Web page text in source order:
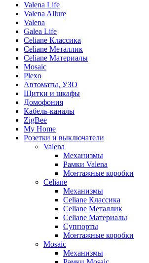
Valena Life
Valena Allure
Valena
Galea Life
Celiane Классика
Celiane Металлик
Celiane Материалы
Mosaic
Plexo
Автоматы, УЗО
Щитки и шкафы
Домофония
Кабель-каналы
ZigBee
My Home
Розетки и выключатели
Valena
Механизмы
Рамки Valena
Монтажные коробки
Celiane
Механизмы
Celiane Классика
Celiane Металлик
Celiane Материалы
Суппорты
Монтажные коробки
Mosaic
Механизмы